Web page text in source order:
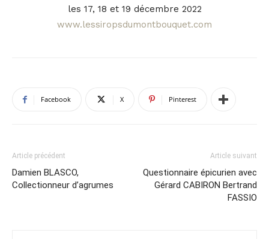
les 17, 18 et 19 décembre 2022
www.lessiropsdumontbouquet.com
Facebook X Pinterest
Article précédent
Damien BLASCO,
Collectionneur d’agrumes
Article suivant
Questionnaire épicurien avec
Gérard CABIRON Bertrand
FASSIO